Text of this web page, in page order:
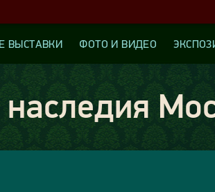
ВЫСТАВКИ ФОТО И ВИДЕО
наследия